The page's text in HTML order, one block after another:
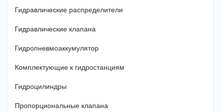
Гидравлические распределители
Гидравлические клапана
Гидропневмоаккумулятор
Комплектующие к гидростанциям
Гидроцилиндры
Пропорциональные клапана